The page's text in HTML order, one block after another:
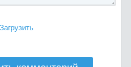
Загрузить